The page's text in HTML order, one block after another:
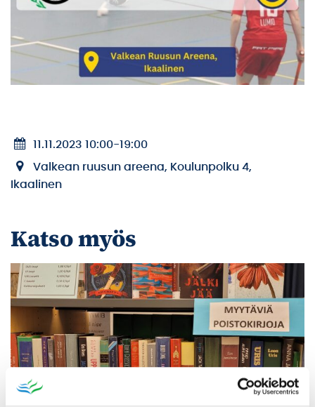
11.11.2023 10:00-19:00
Valkean ruusun areena, Koulunpolku 4,
Ikaalinen
Katso myös